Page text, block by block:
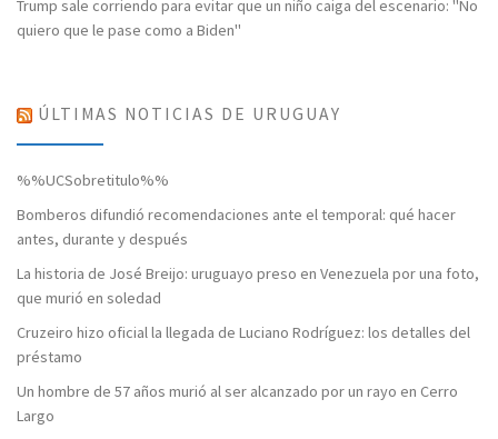
Trump sale corriendo para evitar que un niño caiga del escenario: "No
quiero que le pase como a Biden"
ÚLTIMAS NOTICIAS DE URUGUAY
%%UCSobretitulo%%
Bomberos difundió recomendaciones ante el temporal: qué hacer
antes, durante y después
La historia de José Breijo: uruguayo preso en Venezuela por una foto,
que murió en soledad
Cruzeiro hizo oficial la llegada de Luciano Rodríguez: los detalles del
préstamo
Un hombre de 57 años murió al ser alcanzado por un rayo en Cerro
Largo